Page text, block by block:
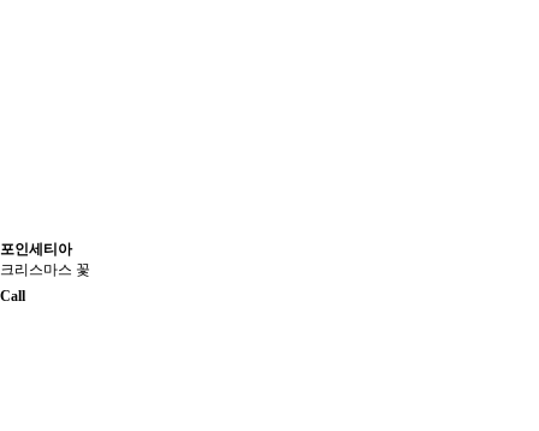
포인세티아
크리스마스 꽃
Call